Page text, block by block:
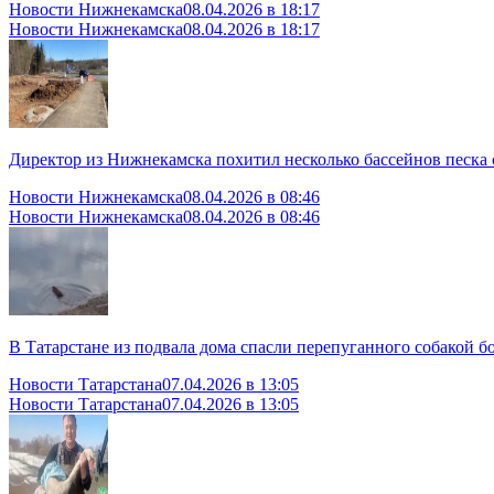
Новости Нижнекамска08.04.2026 в 18:17
Новости Нижнекамска08.04.2026 в 18:17
Директор из Нижнекамска похитил несколько бассейнов песка
Новости Нижнекамска08.04.2026 в 08:46
Новости Нижнекамска08.04.2026 в 08:46
В Татарстане из подвала дома спасли перепуганного собакой
Новости Татарстана07.04.2026 в 13:05
Новости Татарстана07.04.2026 в 13:05